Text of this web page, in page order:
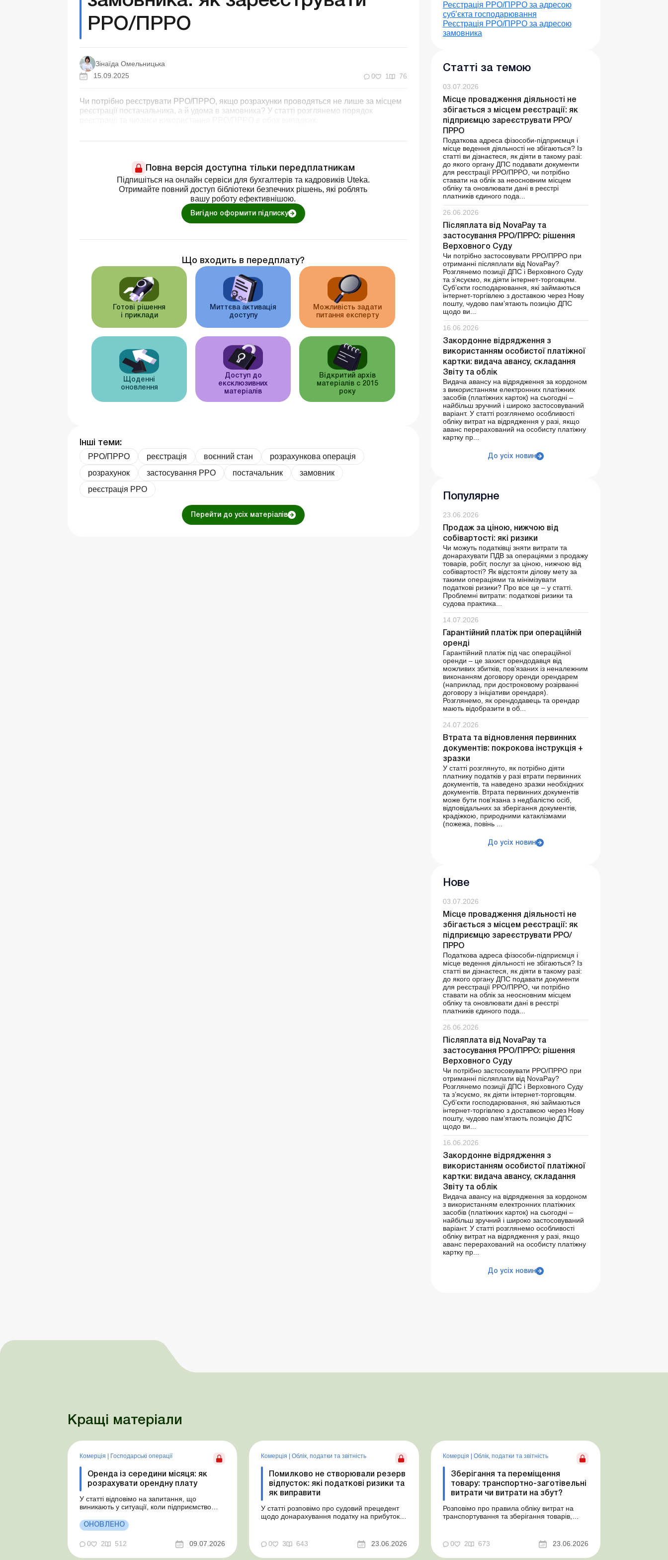
РРО/ПРРО
Зінаїда Омельницька
15.09.2025
0 1 76
Чи потрібно реєструвати РРО/ПРРО, якщо розрахунки проводяться не лише за місцем
реєстрації постачальника, а й удома в замовника? У статті розглянемо порядок
Повна версія доступна тільки передплатникам
Підпишіться на онлайн сервіси для бухгалтерів та кадровиків Uteka.
Отримайте повний доступ бібліотеки безпечних рішень, які роблять
вашу роботу ефективнішою.
Вигідно оформити підписку
Що входить в передплату?
Готові рішення
і приклади
Миттєва активація
доступу
Можливість задати
питання експерту
Щоденні
оновлення
Доступ до
ексклюзивних
матеріалів
Відкритий архів
матеріалів c 2015
року
Інші теми:
РРО/ПРРО реєстрація воєнний стан
розрахункова операція
розрахунок
застосування РРО постачальник
замовник
реєстрація РРО
Перейти до усіх матеріалів
Реєстрація РРО/ПРРО за адресою
суб’єкта господарювання
Реєстрація РРО/ПРРО за адресою
замовника
Статті за темою
03.07.2026
Місце провадження діяльності не
збігається з місцем реєстрації: як
підприємцю зареєструвати РРО/
ПРРО
Податкова адреса фізособи-підприємця і
місце ведення діяльності не збігаються? Із
статті ви дізнаєтеся, як діяти в такому разі:
до якого органу ДПС подавати документи
для реєстрації РРО/ПРРО, чи потрібно
ставати на облік за неосновним місцем
обліку та оновлювати дані в реєстрі
платників єдиного пода...
26.06.2026
Післяплата від NovaРay та
застосування РРО/ПРРО: рішення
Верховного Суду
Чи потрібно застосовувати РРО/ПРРО при
отриманні післяплати від NovaPay?
Розглянемо позиції ДПС і Верховного Суду
та з’ясуємо, як діяти інтернет-торговцям.
Суб’єкти господарювання, які займаються
інтернет-торгівлею з доставкою через Нову
пошту, чудово пам’ятають позицію ДПС
щодо ви...
16.06.2026
Закордонне відрядження з
використанням особистої платіжної
картки: видача авансу, складання
Звіту та облік
Видача авансу на відрядження за кордоном
з використанням електронних платіжних
засобів (платіжних карток) на сьогодні –
найбільш зручний і широко застосовуваний
варіант. У статті розглянемо особливості
обліку витрат на відрядження у разі, якщо
аванс перерахований на особисту платіжну
картку пр...
До усіх новин
Популярне
23.06.2026
Продаж за ціною, нижчою від
собівартості: які ризики
Чи можуть податківці зняти витрати та
донарахувати ПДВ за операціями з продажу
товарів, робіт, послуг за ціною, нижчою від
собівартості? Як відстояти ділову мету за
такими операціями та мінімізувати
податкові ризики? Про все це – у статті.
Проблемні витрати: податкові ризики та
судова практика...
14.07.2026
Гарантійний платіж при операційній
оренді
Гарантійний платіж під час операційної
оренди – це захист орендодавця від
можливих збитків, пов’язаних із неналежним
виконанням договору оренди орендарем
(наприклад, при достроковому розірванні
договору з ініціативи орендаря).
Розглянемо, як орендодавець та орендар
мають відобразити в об...
24.07.2026
Втрата та відновлення первинних
документів: покрокова інструкція +
зразки
У статті розглянуто, як потрібно діяти
платнику податків у разі втрати первинних
документів, та наведено зразки необхідних
документів. Втрата первинних документів
може бути пов’язана з недбалістю осіб,
відповідальних за зберігання документів,
крадіжкою, природними катаклізмами
(пожежа, повінь ...
До усіх новин
Нове
03.07.2026
Місце провадження діяльності не
збігається з місцем реєстрації: як
підприємцю зареєструвати РРО/
ПРРО
Податкова адреса фізособи-підприємця і
місце ведення діяльності не збігаються? Із
статті ви дізнаєтеся, як діяти в такому разі:
до якого органу ДПС подавати документи
для реєстрації РРО/ПРРО, чи потрібно
ставати на облік за неосновним місцем
обліку та оновлювати дані в реєстрі
платників єдиного пода...
26.06.2026
Післяплата від NovaРay та
застосування РРО/ПРРО: рішення
Верховного Суду
Чи потрібно застосовувати РРО/ПРРО при
отриманні післяплати від NovaPay?
Розглянемо позиції ДПС і Верховного Суду
та з’ясуємо, як діяти інтернет-торговцям.
Суб’єкти господарювання, які займаються
інтернет-торгівлею з доставкою через Нову
пошту, чудово пам’ятають позицію ДПС
щодо ви...
16.06.2026
Закордонне відрядження з
використанням особистої платіжної
картки: видача авансу, складання
Звіту та облік
Видача авансу на відрядження за кордоном
з використанням електронних платіжних
засобів (платіжних карток) на сьогодні –
найбільш зручний і широко застосовуваний
варіант. У статті розглянемо особливості
обліку витрат на відрядження у разі, якщо
аванс перерахований на особисту платіжну
картку пр...
До усіх новин
Кращі матеріали
Комерція Господарські операції
Оренда із середини місяця: як
розрахувати орендну плату
У статті відповімо на запитання, що
виникають у ситуації, коли підприємство
договором, який починає діяти із середини
місяця. Підприємство орендує у фізособи
автомобіль з 15.07.2026. Згідно з умовами
договору орендна плата становить 4 000
ОНОВЛЕНО
0 2 512 09.07.2026
Комерція Облік, податки та звiтнiсть
Помилково не створювали резерв
відпусток: які податкові ризики та
як виправити
У статті розповімо про судовий прецедент
щодо донарахування податку на прибуток
як мінімізувати податкові ризики. Проблемні
витрати: податкові ризики та судова
практика Розуміємо ваші хвилювання через
0 3 643 23.06.2026
Комерція Облік, податки та звiтнiсть
Зберігання та переміщення
товару: транспортно-заготівельні
витрати чи витрати на збут?
Розповімо про правила обліку витрат на
транспортування та зберігання товарів,
Проблемні витрати: податкові ризики та
судова практика Здавалось би, у цьому
питанні неоднозначності бути не може.
0 2 673 23.06.2026